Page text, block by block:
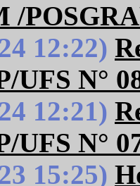
/
12:22)
UFS N°
12:21)
UFS N°
15:25)